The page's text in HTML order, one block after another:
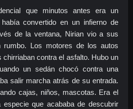
que minutos antes era un
convertido en un infierno de
de la ventana, Nirian vio a sus
rumbo. Los motores de los autos
contra el asfalto. Hubo un
un sedán chocó contra una
salir marcha atrás de su entrada.
cajas, niños, mascotas. Era el
que acababa de descubrir